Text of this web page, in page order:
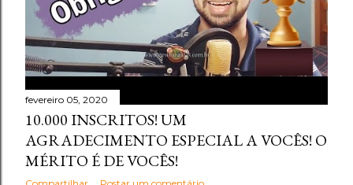
fevereiro 05, 2020
10.000 INSCRITOS! UM
AGRADECIMENTO ESPECIAL A VOCÊS! O
MÉRITO É DE VOCÊS!